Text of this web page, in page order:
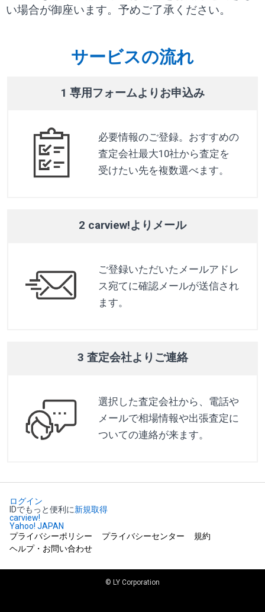
い場合が御座います。予めご了承ください。
サービスの流れ
1 専用フォームよりお申込み
必要情報のご登録。おすすめの
査定会社最大10社から査定を
受けたい先を複数選べます。
2 carview!よりメール
ご登録いただいたメールアドレ
ス宛てに確認メールが送信され
ます。
3 査定会社よりご連絡
選択した査定会社から、電話や
メールで相場情報や出張査定に
ついての連絡が来ます。
ログイン
IDでもっと便利に新規取得
carview!
Yahoo! JAPAN
プライバシーポリシー
プライバシーセンター
規約
ヘルプ・お問い合わせ
© LY Corporation